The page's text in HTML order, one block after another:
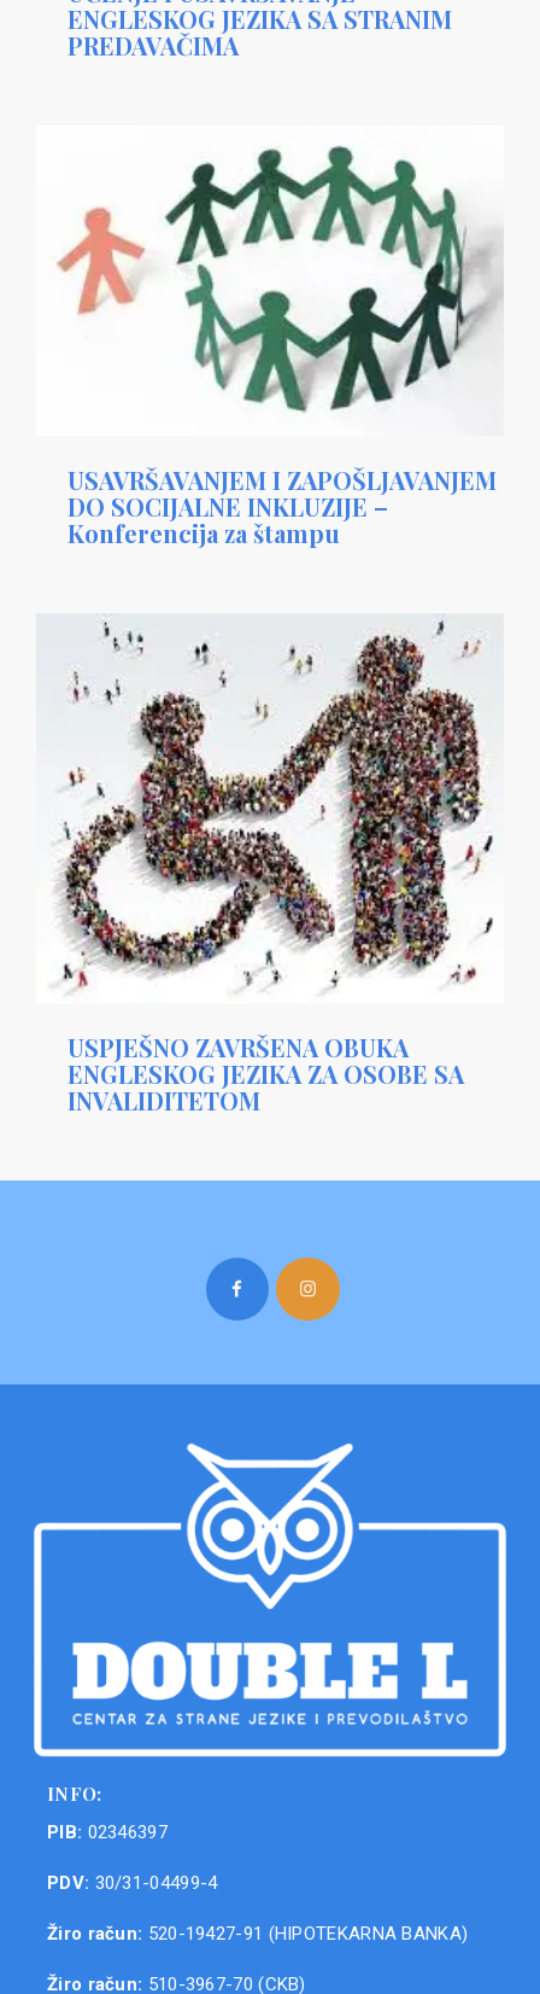
ENGLESKOG JEZIKA SA STRANIM
PREDAVAČIMA
USAVRŠAVANJEM I ZAPOŠLJAVANJEM
DO SOCIJALNE INKLUZIJE –
Konferencija za štampu
USPJEŠNO ZAVRŠENA OBUKA
ENGLESKOG JEZIKA ZA OSOBE SA
INVALIDITETOM
INFO:
PIB: 02346397
PDV: 30/31-04499-4
Žiro račun: 520-19427-91 (HIPOTEKARNA BANKA)
Žiro račun: 510-3967-70 (CKB)